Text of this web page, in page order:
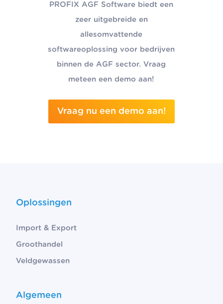
PROFIX AGF Software biedt een
zeer uitgebreide en
allesomvattende
softwareoplossing voor bedrijven
binnen de AGF sector. Vraag
meteen een demo aan!
Vraag nu een demo aan!
Oplossingen
Import & Export
Groothandel
Veldgewassen
Algemeen